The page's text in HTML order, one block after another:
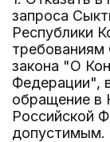
запроса
Республики
требованиям
закона "О
Федерации",
обращение в
Российской
допустимым.